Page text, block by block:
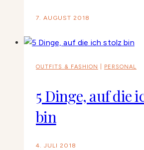
7. AUGUST 2018
OUTFITS & FASHION PERSONAL
5 Dinge, auf die
bin
4. JULI 2018